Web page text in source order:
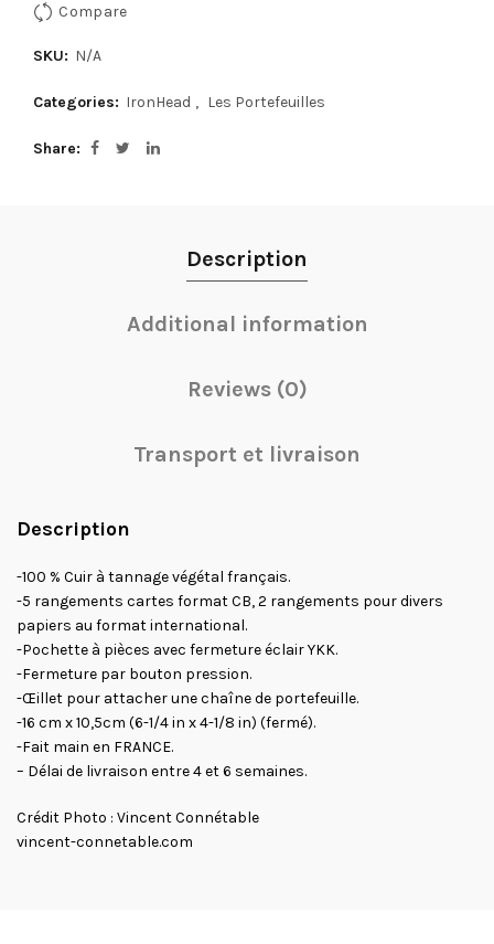
Compare
SKU: N/A
Categories: IronHead , Les Portefeuilles
Share
Description
Additional information
Reviews (0)
Transport et livraison
Description
-100 % Cuir à tannage végétal français.
-5 rangements cartes format CB, 2 rangements pour divers
papiers au format international.
-Pochette à pièces avec fermeture éclair YKK.
-Fermeture par bouton pression.
-Œillet pour attacher une chaîne de portefeuille.
-16 cm x 10,5cm (6-1/4 in x 4-1/8 in) (fermé).
-Fait main en FRANCE.
– Délai de livraison entre 4 et 6 semaines.
Crédit Photo : Vincent Connétable
vincent-connetable.com